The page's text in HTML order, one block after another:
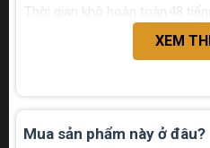
Thời gian khô hoàn toàn
48 tiếng
XEM
Mua sản phẩm này ở đâu?